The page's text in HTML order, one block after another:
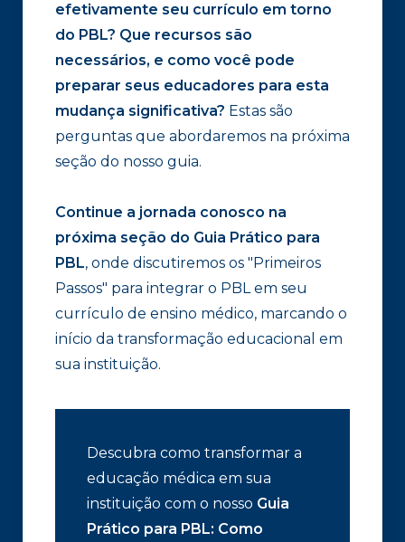
efetivamente seu currículo em torno
do PBL? Que recursos são
necessários, e como você pode
preparar seus educadores para esta
mudança significativa? Estas são
perguntas que abordaremos na próxima
seção do nosso guia.
Continue a jornada conosco na
próxima seção do Guia Prático para
PBL, onde discutiremos os "Primeiros
Passos" para integrar o PBL em seu
currículo de ensino médico, marcando o
início da transformação educacional em
sua instituição.
Descubra como transformar a
educação médica em sua
instituição com o nosso Guia
Prático para PBL: Como